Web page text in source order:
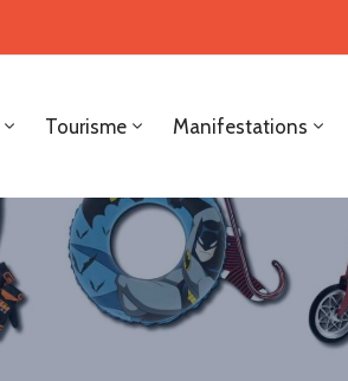
Tourisme Manifestations